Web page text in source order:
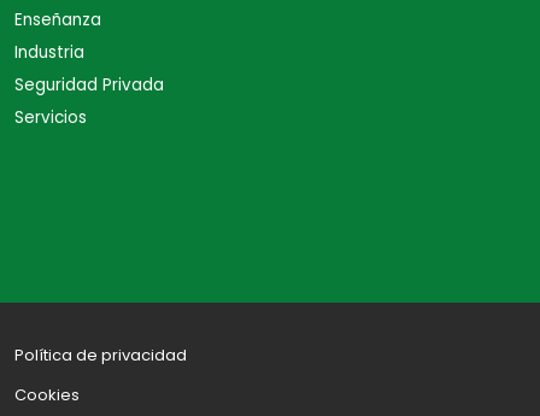
Enseñanza
Industria
Seguridad Privada
Servicios
Política de privacidad
Cookies